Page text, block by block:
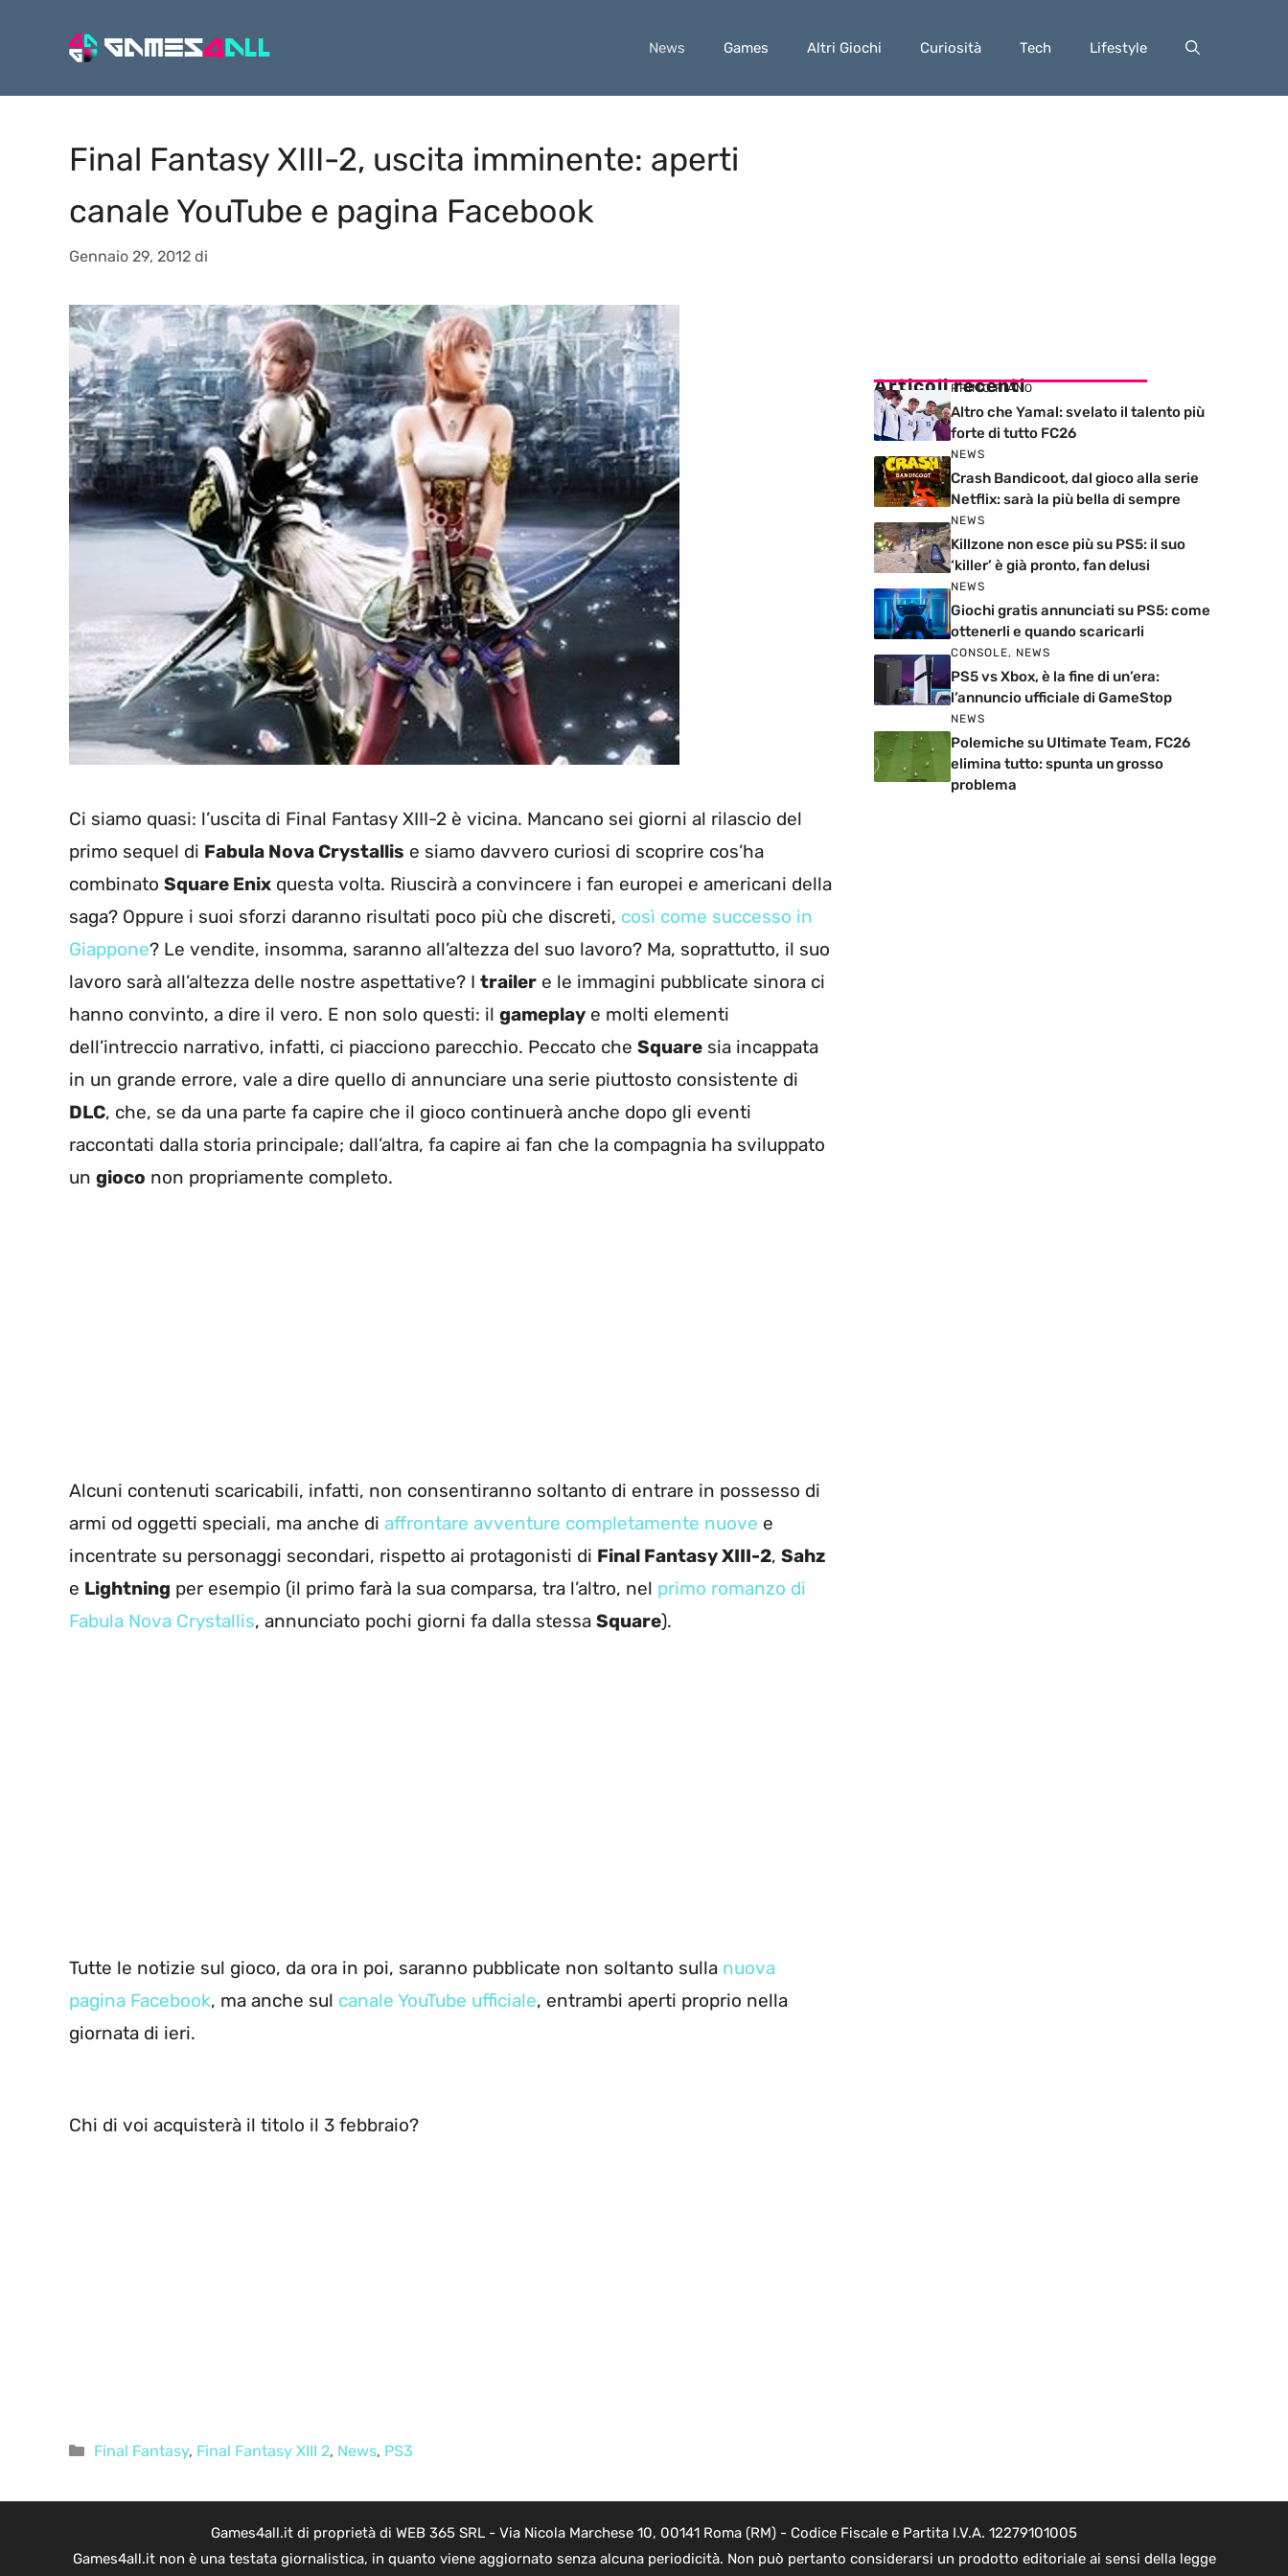
News Games Altri Giochi Curiosità Tech Lifestyle
Final Fantasy XIII-2, uscita imminente: aperti
canale YouTube e pagina Facebook
Gennaio 29, 2012 di
Ci siamo quasi: l’uscita di Final Fantasy XIII-2 è vicina. Mancano sei giorni al rilascio del
primo sequel di Fabula Nova Crystallis e siamo davvero curiosi di scoprire cos’ha
combinato Square Enix questa volta. Riuscirà a convincere i fan europei e americani della
saga? Oppure i suoi sforzi daranno risultati poco più che discreti, così come successo in
Giappone? Le vendite, insomma, saranno all’altezza del suo lavoro? Ma, soprattutto, il suo
lavoro sarà all’altezza delle nostre aspettative? I trailer e le immagini pubblicate sinora ci
hanno convinto, a dire il vero. E non solo questi: il gameplay e molti elementi
dell’intreccio narrativo, infatti, ci piacciono parecchio. Peccato che Square sia incappata
in un grande errore, vale a dire quello di annunciare una serie piuttosto consistente di
DLC, che, se da una parte fa capire che il gioco continuerà anche dopo gli eventi
raccontati dalla storia principale; dall’altra, fa capire ai fan che la compagnia ha sviluppato
un gioco non propriamente completo.
Alcuni contenuti scaricabili, infatti, non consentiranno soltanto di entrare in possesso di
armi od oggetti speciali, ma anche di affrontare avventure completamente nuove e
incentrate su personaggi secondari, rispetto ai protagonisti di Final Fantasy XIII-2, Sahz
e Lightning per esempio (il primo farà la sua comparsa, tra l’altro, nel primo romanzo di
Fabula Nova Crystallis, annunciato pochi giorni fa dalla stessa Square).
Tutte le notizie sul gioco, da ora in poi, saranno pubblicate non soltanto sulla nuova
pagina Facebook, ma anche sul canale YouTube ufficiale, entrambi aperti proprio nella
giornata di ieri.
Chi di voi acquisterà il titolo il 3 febbraio?
Categorie
Final Fantasy, Final Fantasy XIII 2, News, PS3
Articoli recenti
PRIMO PIANO
Altro che Yamal: svelato il talento più
forte di tutto FC26
NEWS
Crash Bandicoot, dal gioco alla serie
Netflix: sarà la più bella di sempre
NEWS
Killzone non esce più su PS5: il suo
‘killer’ è già pronto, fan delusi
NEWS
Giochi gratis annunciati su PS5: come
ottenerli e quando scaricarli
CONSOLE, NEWS
PS5 vs Xbox, è la fine di un’era:
l’annuncio ufficiale di GameStop
NEWS
Polemiche su Ultimate Team, FC26
elimina tutto: spunta un grosso
problema
Games4all.it di proprietà di WEB 365 SRL - Via Nicola Marchese 10, 00141 Roma (RM) - Codice Fiscale e Partita I.V.A. 12279101005
Games4all.it non è una testata giornalistica, in quanto viene aggiornato senza alcuna periodicità. Non può pertanto considerarsi un prodotto editoriale ai sensi della legge